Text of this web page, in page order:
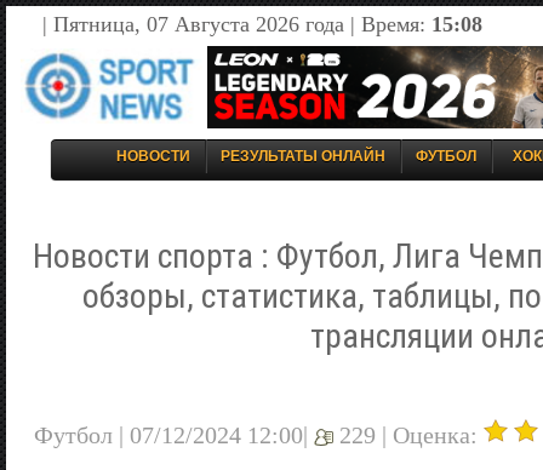
| Пятница, 07 Августа 2026 года | Время: 15:08
НОВОСТИ РЕЗУЛЬТАТЫ ОНЛАЙН ФУТБОЛ
Новости спорта : Футбол, Лига
обзоры, статистика, таблицы,
трансляции
Футбол | 07/12/2024 12:00| 229 | Оценка: